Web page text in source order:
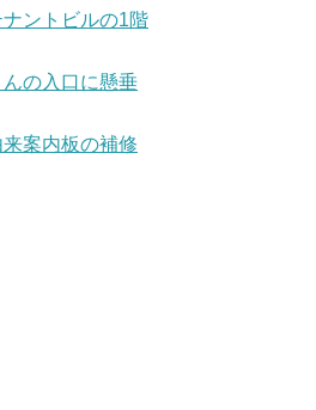
ントビルの1階
の入口に懸垂
案内板の補修